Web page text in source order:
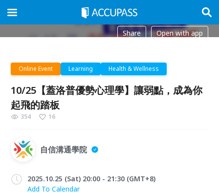
Share Open with app
Online Event Learning Health & Wellness
10/25【蓋洛普優勢心理學】讓弱點，成為你
起飛的踏板
354 16
自信溝通學院
2025.10.25 (Sat) 20:00 - 21:30 (GMT+8)
Add To Calendar